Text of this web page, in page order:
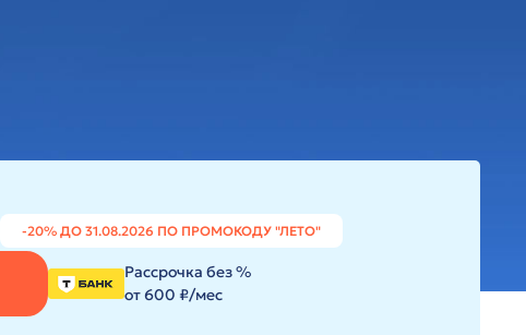
-20% ДО 31.08.2026 ПО ПРОМОКОДУ "ЛЕТО"
Рассрочка без %
от 600 ₽/мес